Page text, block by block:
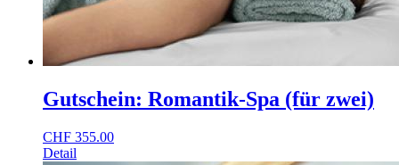
Gutschein: Romantik-Spa (für zwei)
CHF 355.00
Detail